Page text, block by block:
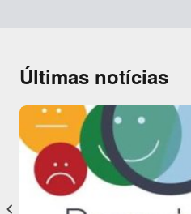
Últimas notícias
keyboard_arrow_left